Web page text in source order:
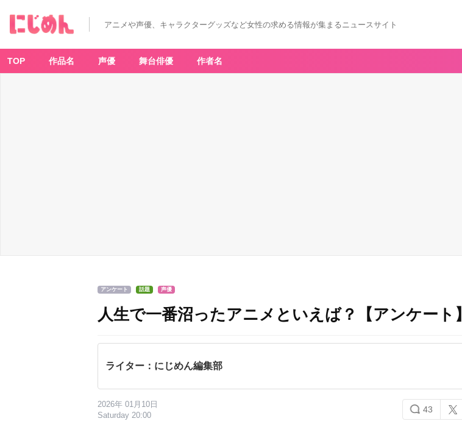
アニメや声優、キャラクターグッズなど女性の求める情報が集まるニュースサイト
TOP 作品名 声優 舞台俳優 作者名
アンケート 話題 声優
人生で一番沼ったアニメといえば？【アンケート】
ライター：にじめん編集部
2026年 01月10日
Saturday 20:00
43